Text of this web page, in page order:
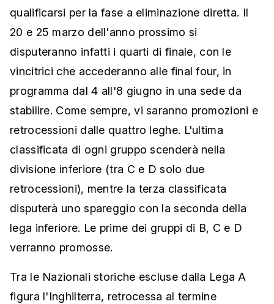
qualificarsi per la fase a eliminazione diretta. Il
20 e 25 marzo dell'anno prossimo si
disputeranno infatti i quarti di finale, con le
vincitrici che accederanno alle final four, in
programma dal 4 all'8 giugno in una sede da
stabilire. Come sempre, vi saranno promozioni e
retrocessioni dalle quattro leghe. L'ultima
classificata di ogni gruppo scenderà nella
divisione inferiore (tra C e D solo due
retrocessioni), mentre la terza classificata
disputerà uno spareggio con la seconda della
lega inferiore. Le prime dei gruppi di B, C e D
verranno promosse.
Tra le Nazionali storiche escluse dalla Lega A
figura l'Inghilterra, retrocessa al termine